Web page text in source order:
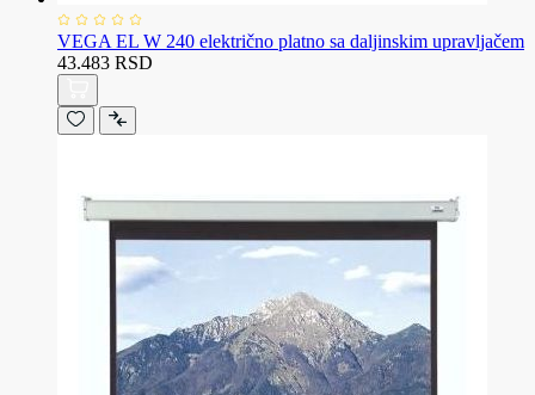
VEGA EL W 240 električno platno sa daljinskim upravljačem
43.483 RSD